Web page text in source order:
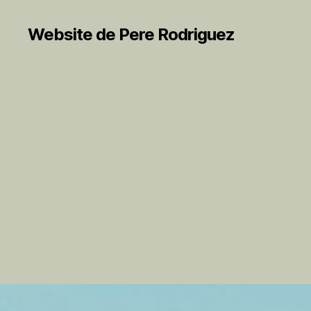
Website de Pere Rodriguez